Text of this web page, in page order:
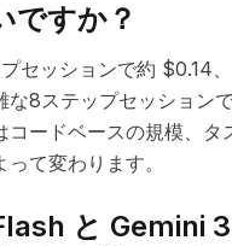
ですか？
セッションで約 $0.14
な8ステップセッション
コードベースの規模、タ
て変わります。
と Gemini